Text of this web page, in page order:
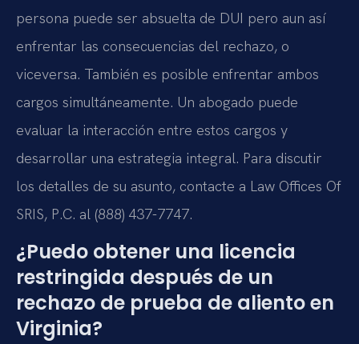
persona puede ser absuelta de DUI pero aun así
enfrentar las consecuencias del rechazo, o
viceversa. También es posible enfrentar ambos
cargos simultáneamente. Un abogado puede
evaluar la interacción entre estos cargos y
desarrollar una estrategia integral. Para discutir
los detalles de su asunto, contacte a Law Offices Of
SRIS, P.C. al (888) 437-7747.
¿Puedo obtener una licencia
restringida después de un
rechazo de prueba de aliento en
Virginia?